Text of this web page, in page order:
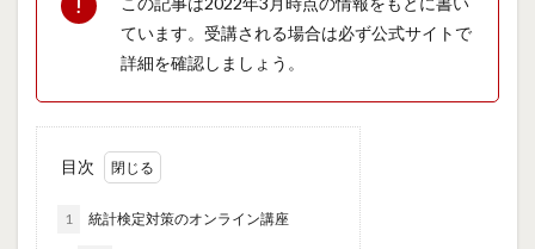
ています。受講される場合は必ず公式サイトで
詳細を確認しましょう。
目次
1 統計検定対策のオンライン講座